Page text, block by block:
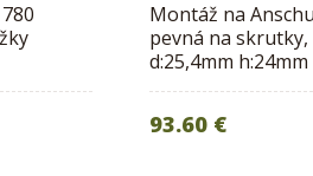
Montáž na
pevná na
d:25,4mm h:24mm
93.60 €